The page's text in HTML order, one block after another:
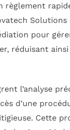
règlement
pour
réduisant
l’analyse
d’une
Cette